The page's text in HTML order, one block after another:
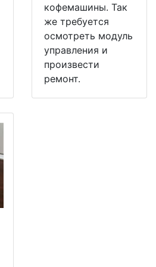
кофемашины. Так
же требуется
осмотреть модуль
управления и
произвести
ремонт.